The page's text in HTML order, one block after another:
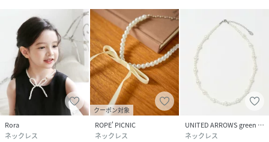
(58082202-MMM-MMM GC2992
Rora
ネックレス
クーポン対象
ROPE' PICNIC
ネックレス
UNITED ARROWS green label relaxing
ネックレス